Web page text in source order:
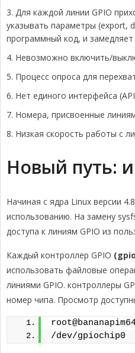
Для каждой линии GPIO
указывать параметры (export,
программный код, и
Невозможно включить/
Процесс опроса для
Нет единого интерфейса
Номера, присвоенные
Низкая скорость работы с
Новый путь:
Начиная с ядра Linux версии
использованию. На замену
доступа к линиям GPIO из
Каждый контроллер GPIO
использовать файловые
линиями GPIO. контроллеры
номер чипа. Просмотр
/dev/gpiochip0